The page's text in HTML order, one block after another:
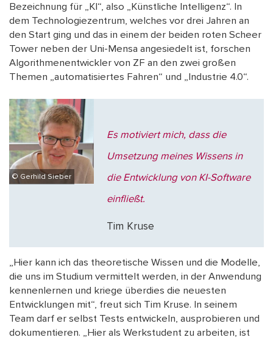
Bezeichnung für „KI“, also „Künstliche Intelligenz“. In
dem Technologiezentrum, welches vor drei Jahren an
den Start ging und das in einem der beiden roten Scheer
Tower neben der Uni-Mensa angesiedelt ist, forschen
Algorithmenentwickler von ZF an den zwei großen
Themen „automatisiertes Fahren“ und „Industrie 4.0“.
© Gerhild Sieber
Es motiviert mich, dass die
Umsetzung meines Wissens in
die Entwicklung von KI-Software
einfließt.
Tim Kruse
„Hier kann ich das theoretische Wissen und die Modelle,
die uns im Studium vermittelt werden, in der Anwendung
kennenlernen und kriege überdies die neuesten
Entwicklungen mit“, freut sich Tim Kruse. In seinem
Team darf er selbst Tests entwickeln, ausprobieren und
dokumentieren. „Hier als Werkstudent zu arbeiten, ist